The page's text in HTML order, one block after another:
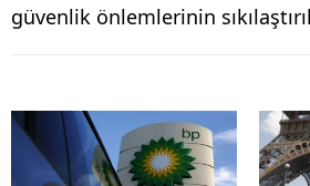
güvenlik önlemlerinin